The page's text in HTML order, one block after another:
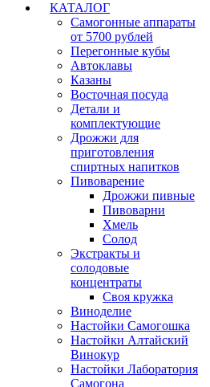
КАТАЛОГ
Самогонные аппараты
от 5700 рублей
Перегонные кубы
Автоклавы
Казаны
Восточная посуда
Детали и
комплектующие
Дрожжи для
приготовления
спиртных напитков
Пивоварение
Дрожжи пивные
Пивоварни
Хмель
Солод
Экстракты и
солодовые
концентраты
Своя кружка
Виноделие
Настойки Самогошка
Настойки Алтайский
Винокур
Настойки Лаборатория
Самогона